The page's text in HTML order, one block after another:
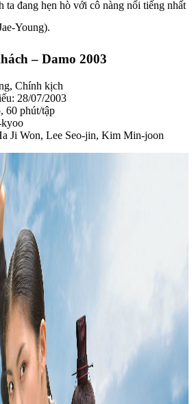
ta đang hẹn hò với cô nàng nổi tiếng nhất
Young).
– Damo 2003
Chính kịch
28/07/2003
60 phút/tập
kyoo
Ji Won, Lee Seo-jin, Kim Min-joon